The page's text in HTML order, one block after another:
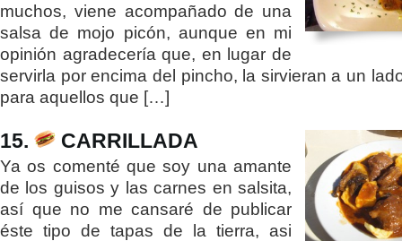
muchos, viene acompañado de una
salsa de mojo picón, aunque en mi
opinión agradecería que, en lugar de
servirla por encima del pincho, la sirvieran a un
para aquellos que […]
15. CARRILLADA
Ya os comenté que soy una amante
de los guisos y las carnes en salsita,
así que no me cansaré de publicar
éste tipo de tapas de la tierra, asi